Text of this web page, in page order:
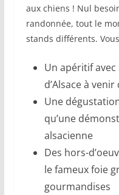
aux chiens ! Nul
randonnée, tout le
stands différents.
Un apéritif
d’Alsace à
Une
qu’une
alsacienne
Des hors-
le fameux foie
gourmandises